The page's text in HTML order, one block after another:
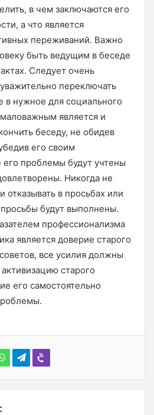
в чем заключаются его
а что является
переживаний. Важно
быть ведущим в беседе
Следует очень
переключать
в нужное для социального
является и
беседу, не обидев
его своим
его проблемы будут учтены
Никогда не
отказывать в просьбах или
будут выполнены.
профессионализма
является доверие старого
все усилия должны
старого
его самостоятельно